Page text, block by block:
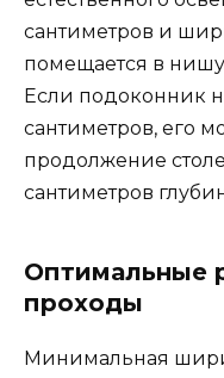
сантиметров и
помещается в
Если подоконник
сантиметров, его
продолжение
сантиметров
Оптимальные
проходы
Минимальная